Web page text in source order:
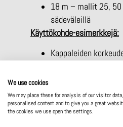
18 m – mallit 25,
sädeväleillä
Käyttökohde-esimerkkejä:
Kappaleiden
tarkastamiseen.
Kappaleen
We use cookies
We may place these for analysis of our visitor
personalised content and to give you a great
the cookies we use open the settings.